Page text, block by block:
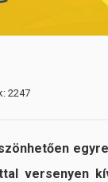
2247
versenyen